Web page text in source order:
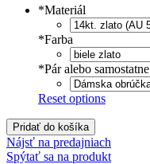
*Materiál
*Farba
*Pár alebo samostatne
Reset options
Pridať do košíka
Nájsť na predajniach
Spýtať sa na produkt